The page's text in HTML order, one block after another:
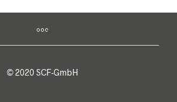
© 2020 SCF-GmbH